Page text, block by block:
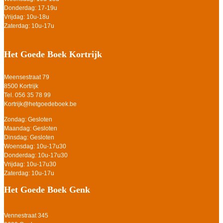
Donderdag: 17-19u
Vrijdag: 10u-18u
Zaterdag: 10u-17u
Het Goede Boek Kortrijk
Meensestraat 79
8500 Kortrijk
Tel. 056 35 78 99
Kortrijk@hetgoedeboek.be
Zondag: Gesloten
Maandag: Gesloten
Dinsdag: Gesloten
Woensdag: 10u-17u30
Donderdag: 10u-17u30
Vrijdag: 10u-17u30
Zaterdag: 10u-17u
Het Goede Boek Genk
Vennestraat 345